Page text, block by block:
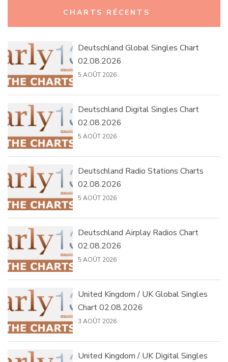
CHARTS RÉCENTS
Deutschland Global Singles Chart
02.08.2026
5 AOÛT 2026
Deutschland Digital Singles Chart
02.08.2026
5 AOÛT 2026
Deutschland Radio Stations Charts
02.08.2026
5 AOÛT 2026
Deutschland Airplay Radios Chart
02.08.2026
5 AOÛT 2026
United Kingdom / UK Global Singles
Chart 02.08.2026
3 AOÛT 2026
United Kingdom / UK Digital Singles